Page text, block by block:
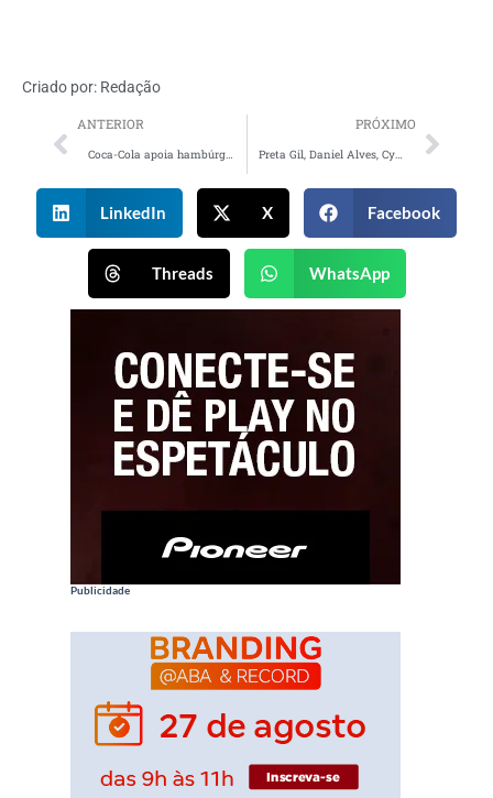
Criado por: Redação
ANTERIOR
Coca-Cola apoia hambúrguer que incentiva doação de alimentos
PRÓXIMO
Preta Gil, Daniel Alves, Cynthia Luz e Xamã em campanha para marca Gang
LinkedIn X Facebook
Threads WhatsApp
Publicidade